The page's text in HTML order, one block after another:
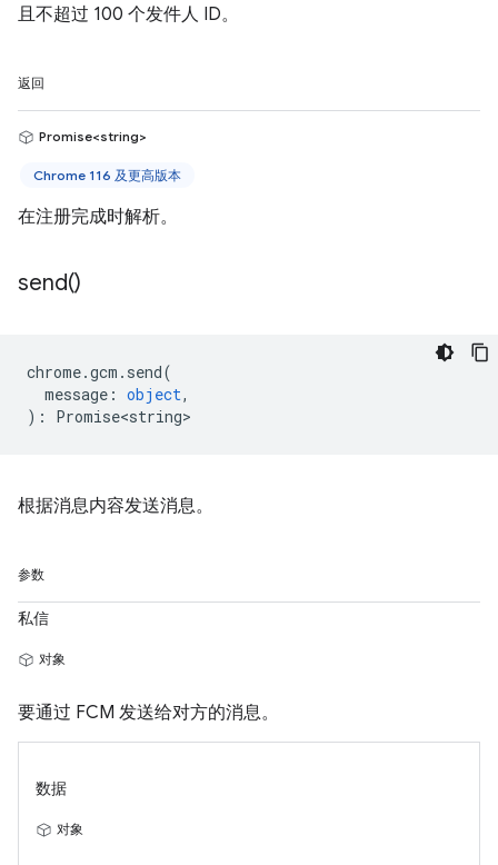
且不超过 100 个发件人 ID。
返回
Promise<string>
Chrome 116 及更高版本
在注册完成时解析。
send()
chrome.gcm . send(
message : object,
) : Promise<string>
根据消息内容发送消息。
参数
私信
对象
要通过 FCM 发送给对方的消息。
数据
对象